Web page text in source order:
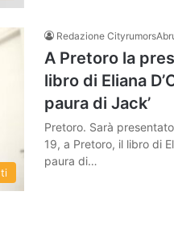
Redazione
A Pretoro la
libro di Eliana
paura di Jack’
Pretoro. Sarà
19, a Pretoro, il libro di
paura di…